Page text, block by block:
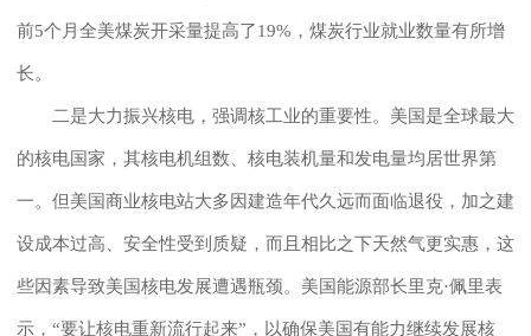
前5个月全美煤炭开采量提高了19%，煤炭行业就业数量有所增
长。
二是大力振兴核电，强调核工业的重要性。美国是全球最大
的核电国家，其核电机组数、核电装机量和发电量均居世界第
一。但美国商业核电站大多因建造年代久远而面临退役，加之建
设成本过高、安全性受到质疑，而且相比之下天然气更实惠，这
些因素导致美国核电发展遭遇瓶颈。美国能源部长里克·佩里表
示，“要让核电重新流行起来”，以确保美国有能力继续发展核